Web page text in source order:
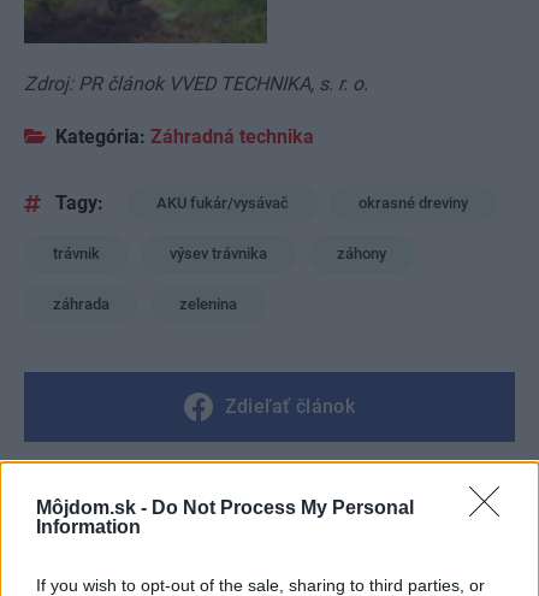
Môjdom.sk - Do Not Process My Personal
Information
If you wish to opt-out of the sale, sharing to third parties, or
Zdroj: PR článok VVED TECHNIKA, s. r. o.
Kategória: Záhradná technika
Tagy: AKU fukár/vysávač okrasné dreviny
trávnik výsev trávnika záhony
záhrada zelenina
Zdieľať článok
Pozrite si viac